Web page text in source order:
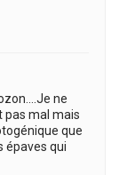
ne
pas mal mais
que
épaves qui